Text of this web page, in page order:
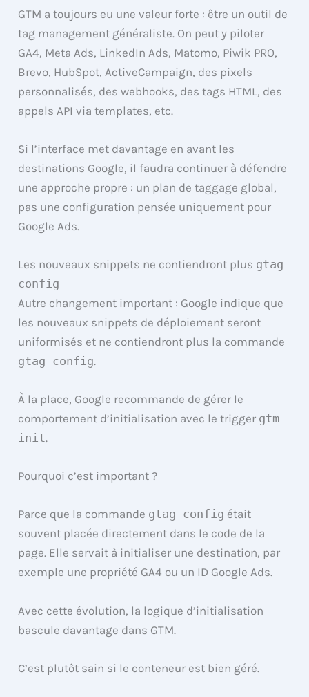
GTM a toujours eu une valeur forte : être un outil de
tag management généraliste. On peut y piloter
GA4, Meta Ads, LinkedIn Ads, Matomo, Piwik PRO,
Brevo, HubSpot, ActiveCampaign, des pixels
personnalisés, des webhooks, des tags HTML, des
appels API via templates, etc.
Si l’interface met davantage en avant les
destinations Google, il faudra continuer à défendre
une approche propre : un plan de taggage global,
pas une configuration pensée uniquement pour
Google Ads.
Les nouveaux snippets ne contiendront plus gtag
config
Autre changement important : Google indique que
les nouveaux snippets de déploiement seront
uniformisés et ne contiendront plus la commande
gtag config.
À la place, Google recommande de gérer le
comportement d’initialisation avec le trigger gtm
init.
Pourquoi c’est important ?
Parce que la commande gtag config était
souvent placée directement dans le code de la
page. Elle servait à initialiser une destination, par
exemple une propriété GA4 ou un ID Google Ads.
Avec cette évolution, la logique d’initialisation
bascule davantage dans GTM.
C’est plutôt sain si le conteneur est bien géré.